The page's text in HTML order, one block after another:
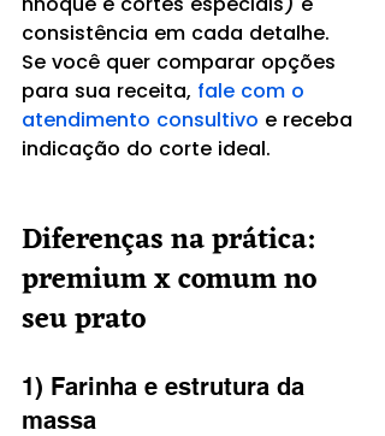
consistência em cada detalhe.
Se você quer comparar opções
para sua receita, fale com o
atendimento consultivo e receba
indicação do corte ideal.
Diferenças na prática:
premium x comum no
seu prato
1) Farinha e estrutura da
massa